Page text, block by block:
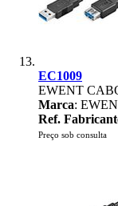
EC1009
EWENT
Marca:
Ref.
Preço sob consulta